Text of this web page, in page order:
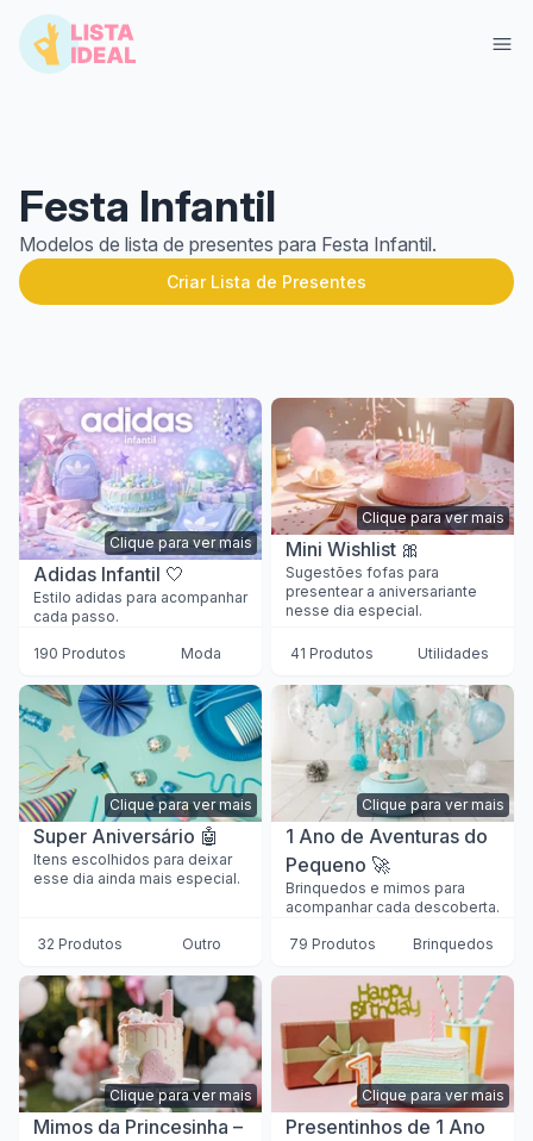
Festa Infantil
Modelos de lista de presentes para Festa Infantil.
Criar Lista de Presentes
Clique para ver mais
Adidas Infantil 🤍
Estilo adidas para acompanhar
cada passo.
190 Produtos Moda
Clique para ver mais
Mini Wishlist 🎀
Sugestões fofas para
presentear a aniversariante
nesse dia especial.
41 Produtos Utilidades
Clique para ver mais
Super Aniversário 🤖
Itens escolhidos para deixar
esse dia ainda mais especial.
32 Produtos Outro
Clique para ver mais
1 Ano de Aventuras do
Pequeno 🚀
Brinquedos e mimos para
acompanhar cada descoberta.
79 Produtos Brinquedos
Clique para ver mais
Mimos da Princesinha –
Clique para ver mais
Presentinhos de 1 Ano